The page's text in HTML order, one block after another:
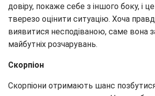
довіру, покаже себе з іншого боку, і
тверезо оцінити ситуацію. Хоча
виявитися несподіваною, саме вона
майбутніх розчарувань.
Скорпіон
Скорпіони отримають шанс